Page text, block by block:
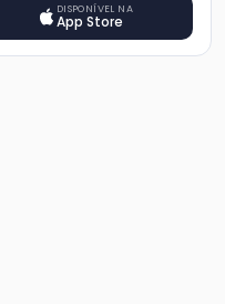
DISPONÍVEL NA
App Store